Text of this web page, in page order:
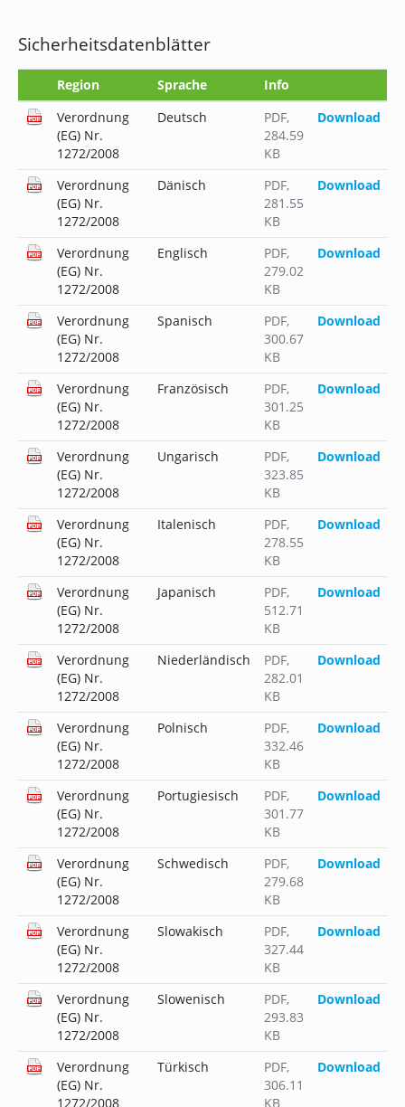
Sicherheitsdatenblätter
Region Sprache
Info
Verordnung
(EG) Nr.
1272/2008
Deutsch PDF,
284.59
KB
Download
Verordnung
(EG) Nr.
1272/2008
Dänisch PDF,
281.55
KB
Download
Verordnung
(EG) Nr.
1272/2008
Englisch PDF,
279.02
KB
Download
Verordnung
(EG) Nr.
1272/2008
Spanisch PDF,
300.67
KB
Download
Verordnung
(EG) Nr.
1272/2008
Französisch PDF,
301.25
KB
Download
Verordnung
(EG) Nr.
1272/2008
Ungarisch PDF,
323.85
KB
Download
Verordnung
(EG) Nr.
1272/2008
Italenisch PDF,
278.55
KB
Download
Verordnung
(EG) Nr.
1272/2008
Japanisch PDF,
512.71
KB
Download
Verordnung
(EG) Nr.
1272/2008
Niederländisch PDF,
282.01
KB
Download
Verordnung
(EG) Nr.
1272/2008
Polnisch PDF,
332.46
KB
Download
Verordnung
(EG) Nr.
1272/2008
Portugiesisch PDF,
301.77
KB
Download
Verordnung
(EG) Nr.
1272/2008
Schwedisch PDF,
279.68
KB
Download
Verordnung
(EG) Nr.
1272/2008
Slowakisch PDF,
327.44
KB
Download
Verordnung
(EG) Nr.
1272/2008
Slowenisch PDF,
293.83
KB
Download
Verordnung
(EG) Nr.
1272/2008
Türkisch PDF,
306.11
KB
Download